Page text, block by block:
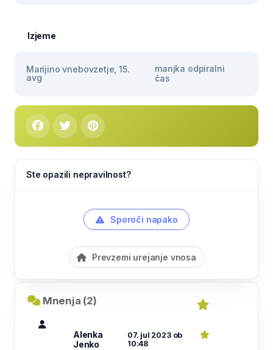
Izjeme
Marijino vnebovzetje, 15.
avg
manjka odpiralni
čas
Ste opazili nepravilnost?
Sporoči napako
Prevzemi urejanje vnosa
Mnenja (2)
Alenka
Jenko
07. jul 2023 ob
10:48